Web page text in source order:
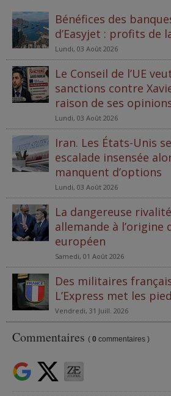
Bénéfices des
d’Easyjet : profits de
Lundi, 03 Août 2026
Le Conseil de l’UE
sanctions contre
raison de ses
Lundi, 03 Août 2026
Iran. Les États-Unis
escalade insensée
manquent d’options
Lundi, 03 Août 2026
La dangereuse
allemande à
européen
Samedi, 01 Août 2026
Des militaires
L’Express met les
Vendredi, 31 Juill. 2026
Commentaires ( 0 commentaires )